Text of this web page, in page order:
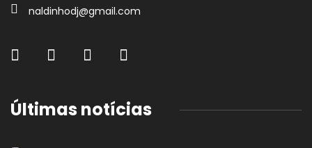
naldinhodj@gmail.com
Últimas notícias